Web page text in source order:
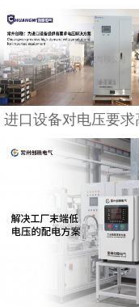
稳压器
查看详情